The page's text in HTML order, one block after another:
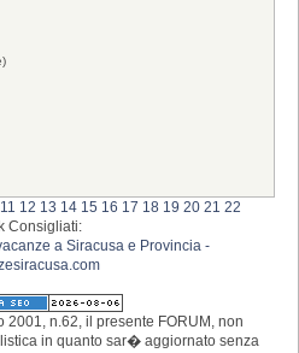
11 12 13 14 15 16 17 18 19 20 21 22
Consigliati:
a Siracusa e Provincia -
n.62, il presente FORUM, non
in quanto sar� aggiornato senza